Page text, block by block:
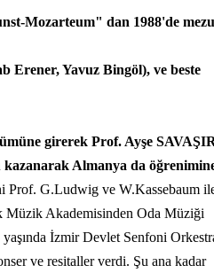
Mozarteum" dan 1988'de
Erener, Yavuz Bingöl), ve beste
girerek Prof. Ayşe
kazanarak Almanya da
Prof. G.Ludwig ve W.Kassebaum
Müzik Akademisinden Oda Müziği
İzmir Devlet Senfoni
ve resitaller verdi. Şu ana kadar